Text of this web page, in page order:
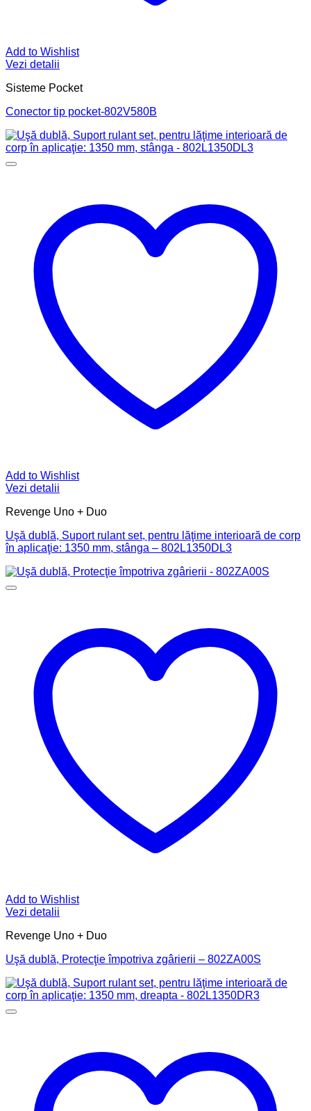
Add to Wishlist
Vezi detalii
Sisteme Pocket
Conector tip pocket-802V580B
Add to Wishlist
Vezi detalii
Revenge Uno + Duo
Uşă dublă, Suport rulant set, pentru lăţime interioară de corp
în aplicaţie: 1350 mm, stânga – 802L1350DL3
Add to Wishlist
Vezi detalii
Revenge Uno + Duo
Uşă dublă, Protecţie împotriva zgârierii – 802ZA00S